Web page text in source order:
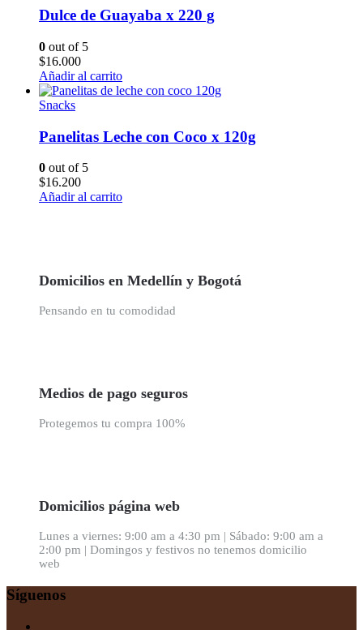
Dulce de Guayaba x 220 g
0 out of 5
$16.000
Añadir al carrito
Snacks
Panelitas Leche con Coco x 120g
0 out of 5
$16.200
Añadir al carrito
Domicilios en Medellín y Bogotá
Pensando en tu comodidad
Medios de pago seguros
Protegemos tu compra 100%
Domicilios página web
Lunes a viernes: 9:00 am a 4:30 pm | Sábado: 9:00 am a
2:00 pm | Domingos y festivos no tenemos domicilio
web
Síguenos